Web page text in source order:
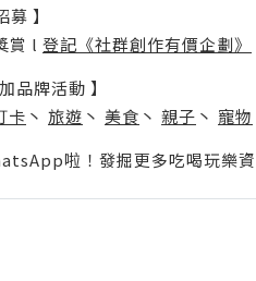
】
賞 l 登記《社群創作有價企劃》
品牌活動 】
卡 丶 旅遊 丶 美食 丶 親子 丶 寵物
啦！發掘更多吃喝玩樂資